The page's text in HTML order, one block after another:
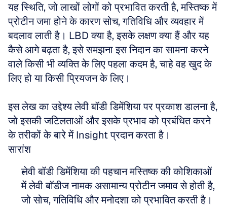
यह स्थिति, जो लाखों लोगों को प्रभावित करती है, मस्तिष्क में
प्रोटीन जमा होने के कारण सोच, गतिविधि और व्यवहार में
बदलाव लाती है। LBD क्या है, इसके लक्षण क्या हैं और यह
कैसे आगे बढ़ता है, इसे समझना इस निदान का सामना करने
वाले किसी भी व्यक्ति के लिए पहला कदम है, चाहे वह खुद के
लिए हो या किसी प्रियजन के लिए।
इस लेख का उद्देश्य लेवी बॉडी डिमेंशिया पर प्रकाश डालना है,
जो इसकी जटिलताओं और इसके प्रभाव को प्रबंधित करने
के तरीकों के बारे में Insight प्रदान करता है।
सारांश
लेवी बॉडी डिमेंशिया की पहचान मस्तिष्क की कोशिकाओं
में लेवी बॉडीज नामक असामान्य प्रोटीन जमाव से होती है,
जो सोच, गतिविधि और मनोदशा को प्रभावित करती है।